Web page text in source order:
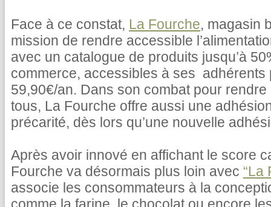
Face à ce constat, La Fourche, magasin
mission de rendre accessible
avec un catalogue de produits jusqu’à
commerce, accessibles à ses adhérents
59,90€/an. Dans son combat pour
tous, La Fourche offre aussi une
précarité, dès lors qu’une nouvelle
Après avoir innové en affichant le score
Fourche va désormais plus loin avec “La
associe les consommateurs à la